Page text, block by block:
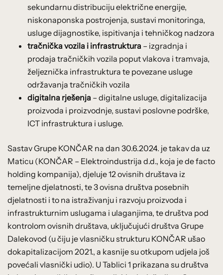
sekundarnu distribuciju električne energije,
niskonaponska postrojenja, sustavi monitoringa,
usluge dijagnostike, ispitivanja i tehničkog nadzora
tračnička vozila i infrastruktura – izgradnja i
prodaja tračničkih vozila poput vlakova i tramvaja,
željeznička infrastruktura te povezane usluge
održavanja tračničkih vozila
digitalna rješenja – digitalne usluge, digitalizacija
proizvoda i proizvodnje, sustavi poslovne podrške,
ICT infrastruktura i usluge.
Sastav Grupe KONČAR na dan 30.6.2024. je takav da uz
Maticu (KONČAR – Elektroindustrija d.d., koja je de facto
holding kompanija), djeluje 12 ovisnih društava iz
temeljne djelatnosti, te 3 ovisna društva posebnih
djelatnosti i to na istraživanju i razvoju proizvoda i
infrastrukturnim uslugama i ulaganjima, te društva pod
kontrolom ovisnih društava, uključujući društva Grupe
Dalekovod (u čiju je vlasničku strukturu KONČAR ušao
dokapitalizacijom 2021., a kasnije su otkupom udjela još
povećali vlasnički udio). U Tablici 1 prikazana su društva